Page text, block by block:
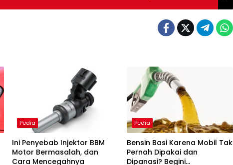
Pedia
Ini Penyebab Injektor BBM
Motor Bermasalah, dan
Cara Mencegahnya
Pedia
Bensin Basi Karena Mobil Tak
Pernah Dipakai dan
Dipanasi? Begini